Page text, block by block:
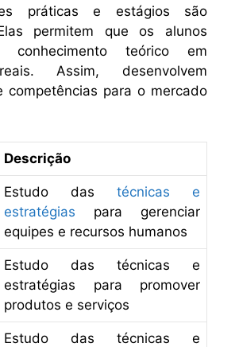
práticas e estágios são
permitem que os alunos
conhecimento teórico em
Assim, desenvolvem
competências para o mercado
Descrição
Estudo das técnicas e
estratégias para gerenciar
equipes e recursos humanos
Estudo das técnicas e
estratégias para promover
produtos e serviços
Estudo das técnicas e